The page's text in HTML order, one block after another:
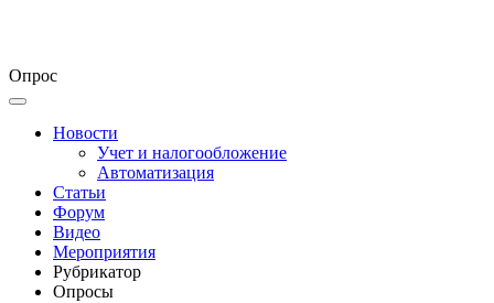
Опрос
Новости
Учет и налогообложение
Автоматизация
Статьи
Форум
Видео
Мероприятия
Рубрикатор
Опросы